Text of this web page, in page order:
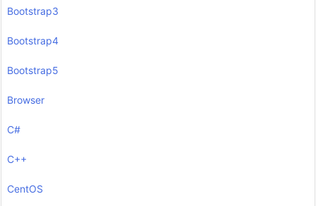
Bootstrap3
Bootstrap4
Bootstrap5
Browser
C#
C++
CentOS